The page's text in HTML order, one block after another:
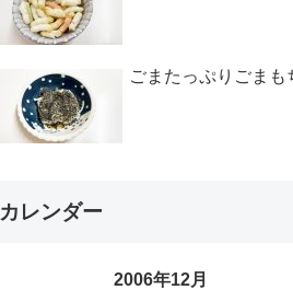
ごまたっぷりごまも
カレンダー
2006年12月